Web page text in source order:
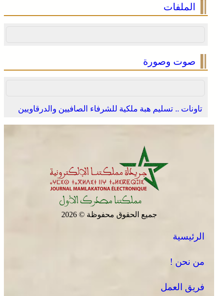
الملفات
صوت وصورة
تاونات .. تسليم هبة ملكية للشرفاء الصافيين والدرقاويين
جميع الحقوق محفوظة © 2026
الرئيسية
من نحن !
فريق العمل